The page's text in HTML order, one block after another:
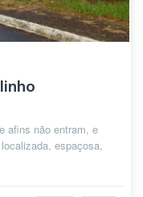
afins não entram, e
espaçosa,